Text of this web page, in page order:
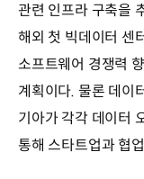
관련 인프라 구축을
해외 첫 빅데이터 센
소프트웨어 경쟁력
계획이다. 물론 데이
기아가 각각 데이터
통해 스타트업과 협